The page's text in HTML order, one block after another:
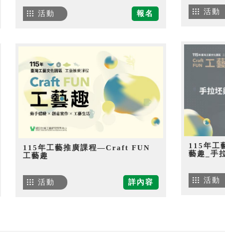
報名
活動 活動
115年工
藝趣_手
活動
115年工藝推廣課程—Craft FUN
工藝趣
詳內容
活動